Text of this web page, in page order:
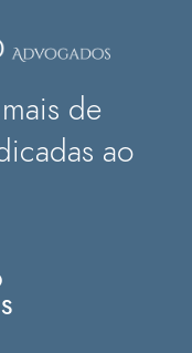
de
ao